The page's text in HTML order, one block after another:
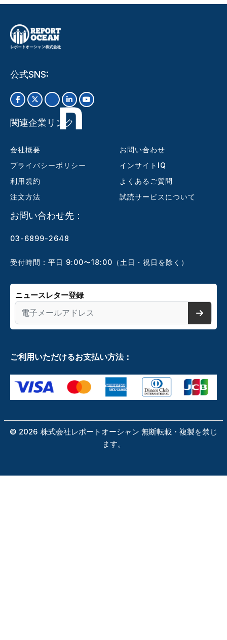
公式SNS:
関連企業リンク
会社概要
プライバシーポリシー
利用規約
注文方法
お問い合わせ
インサイトIQ
よくあるご質問
試読サービスについて
お問い合わせ先：
03-6899-2648
受付時間：平日 9:00〜18:00（土日・祝日を除く）
ニュースレター登録
ご利用いただけるお支払い方法：
© 2026 株式会社レポートオーシャン 無断転載・複製を禁じ
ます。